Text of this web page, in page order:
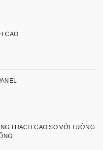
CAO
THẠCH CAO SO VỚI TƯỜNG